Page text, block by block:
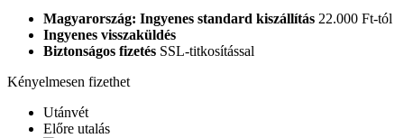
Magyarország: Ingyenes standard kiszállítás 22.000 Ft-tól
Ingyenes visszaküldés
Biztonságos fizetés SSL-titkosítással
Kényelmesen fizethet
Utánvét
Előre utalás